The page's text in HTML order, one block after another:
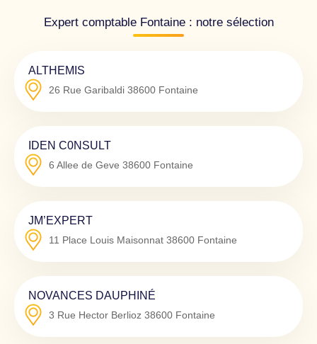
Expert comptable Fontaine : notre sélection
ALTHEMIS
26 Rue Garibaldi 38600 Fontaine
IDEN C0NSULT
6 Allee de Geve 38600 Fontaine
JM’EXPERT
11 Place Louis Maisonnat 38600 Fontaine
NOVANCES DAUPHINÉ
3 Rue Hector Berlioz 38600 Fontaine